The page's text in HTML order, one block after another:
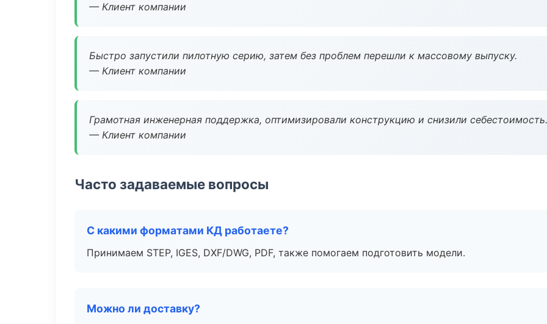
— Клиент компании
Быстро запустили пилотную серию, затем без проблем перешли к массовому выпуску.
— Клиент компании
Грамотная инженерная поддержка, оптимизировали конструкцию и снизили себестоимость.
— Клиент компании
Часто задаваемые вопросы
С какими форматами КД работаете?
Принимаем STEP, IGES, DXF/DWG, PDF, также помогаем подготовить модели.
Можно ли доставку?